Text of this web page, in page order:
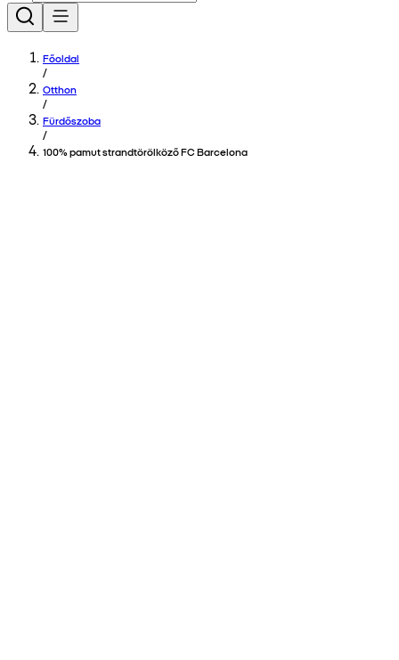
Főoldal
/
Otthon
/
Fürdőszoba
/
100% pamut strandtörölköző FC Barcelona